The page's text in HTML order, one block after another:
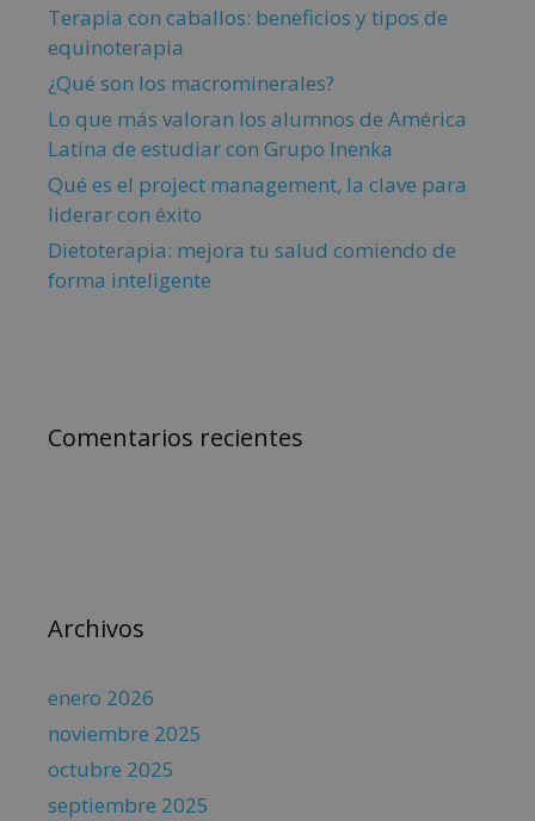
Terapia con caballos: beneficios y tipos de
equinoterapia
¿Qué son los macrominerales?
Lo que más valoran los alumnos de América
Latina de estudiar con Grupo Inenka
Qué es el project management, la clave para
liderar con éxito
Dietoterapia: mejora tu salud comiendo de
forma inteligente
Comentarios recientes
Archivos
enero 2026
noviembre 2025
octubre 2025
septiembre 2025